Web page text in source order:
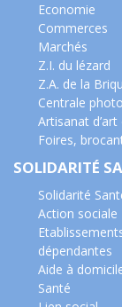
Economie
Commerces
Marchés
Z.I. du lézard
Z.A. de la
Centrale
Artisanat
Foires,
SOLIDARITÉ
Solidarité
Action sociale
dépendantes
Aide à
Santé